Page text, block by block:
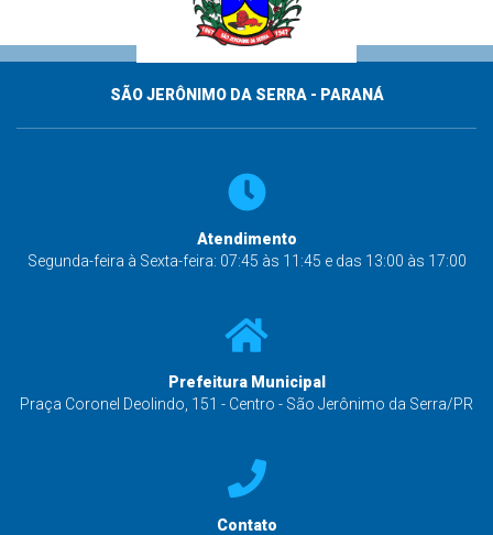
SÃO JERÔNIMO DA SERRA - PARANÁ
Atendimento
Segunda-feira à Sexta-feira: 07:45 às 11:45 e das 13:00 às 17:00
Prefeitura Municipal
Praça Coronel Deolindo, 151 - Centro - São Jerônimo da Serra/PR
Contato